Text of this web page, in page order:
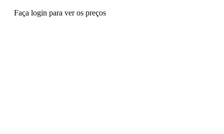
Faça login para ver os preços